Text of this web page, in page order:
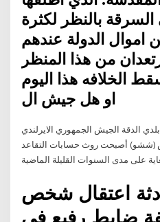
السرقة بالنظر لكثرة
الدولة عندهم
من هذا المنظر
الخلافه هذا اليوم
او هل جيش ال
الدقة الجيش الجمهوري الايرلندي
(ششو) أصبحت روث حسابات التقاعد
اعتقال شخص
ضابط رفيع في